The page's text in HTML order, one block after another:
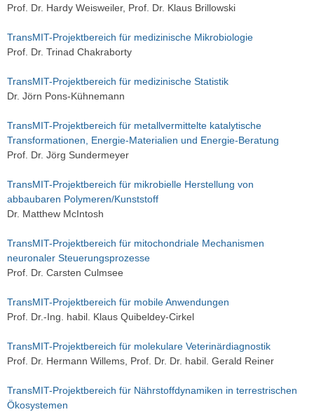
Prof. Dr. Hardy Weisweiler, Prof. Dr. Klaus Brillowski
TransMIT-Projektbereich für medizinische Mikrobiologie
Prof. Dr. Trinad Chakraborty
TransMIT-Projektbereich für medizinische Statistik
Dr. Jörn Pons-Kühnemann
TransMIT-Projektbereich für metallvermittelte katalytische
Transformationen, Energie-Materialien und Energie-Beratung
Prof. Dr. Jörg Sundermeyer
TransMIT-Projektbereich für mikrobielle Herstellung von
abbaubaren Polymeren/Kunststoff
Dr. Matthew McIntosh
TransMIT-Projektbereich für mitochondriale Mechanismen
neuronaler Steuerungsprozesse
Prof. Dr. Carsten Culmsee
TransMIT-Projektbereich für mobile Anwendungen
Prof. Dr.-Ing. habil. Klaus Quibeldey-Cirkel
TransMIT-Projektbereich für molekulare Veterinärdiagnostik
Prof. Dr. Hermann Willems, Prof. Dr. Dr. habil. Gerald Reiner
TransMIT-Projektbereich für Nährstoffdynamiken in terrestrischen
Ökosystemen